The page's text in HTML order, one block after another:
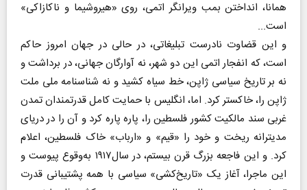
همانا، انداختن بمب ویرانگر اتمی، روی «هیروشیما و ناکازاکی»
است...
و این قضاوت نادرست تبلیغاتی، در حالی در جهان امروز حاکم
است، که انفجار اتمی این دو شهر، نه آوارگان جهانی، در برداشت و
نه بر تاریخ سیاسی ژاپن، خط سیاه کشید و نه شناسنامه‌ ملی ملت
ژاپن را، خاکستر کرد. اما، انگلیس با حمایت کامل قدرتمندان تمدن
غربی سند مالکیت کشور فلسطین را، پاره پاره کرد و آن را در دریای
مدیترانه ریخت و خود را «قیم» و «ارباب» خاک فلسطین، اعلام
کرد. و این فاجعه بزرگ قرن بیستم، در سال۱۹۱۷ به‌وقوع پیوست و
این ماجرا، آغاز یک «تاریخ‌کشی» سیاسی با همه پشتیبانی قدرت